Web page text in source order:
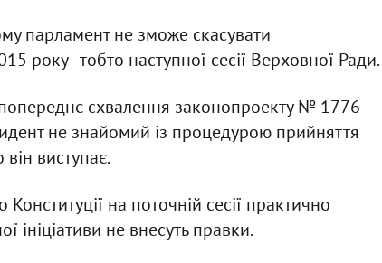
парламент не зможе скасувати
року - тобто наступної сесії Верховної Ради.
схвалення законопроекту № 1776
не знайомий із процедурою прийняття
виступає.
на поточній сесії практично
ініціативи не внесуть правки.